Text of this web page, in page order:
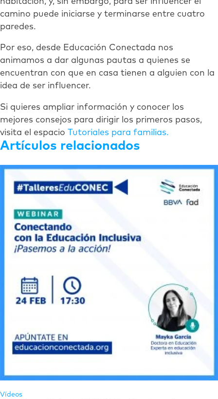
camino puede iniciarse y terminarse entre cuatro
paredes.
Por eso, desde Educación Conectada nos
animamos a dar algunas pautas a quienes se
encuentran con que en casa tienen a alguien con la
idea de ser influencer.
Si quieres ampliar información y conocer los
mejores consejos para dirigir los primeros pasos,
visita el espacio Tutoriales para familias.
Artículos relacionados
Vídeos